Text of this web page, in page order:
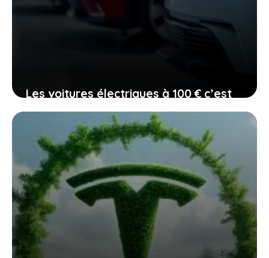
Les voitures électriques à 100 € c’est
fini, mais une nouvelle ère s’ouvre
devant vous
19 janvier 2026